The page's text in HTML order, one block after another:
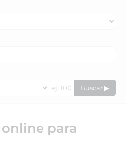
Buscar ▶
para